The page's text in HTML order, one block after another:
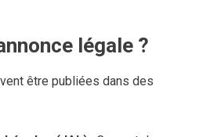
légale ?
être publiées dans des